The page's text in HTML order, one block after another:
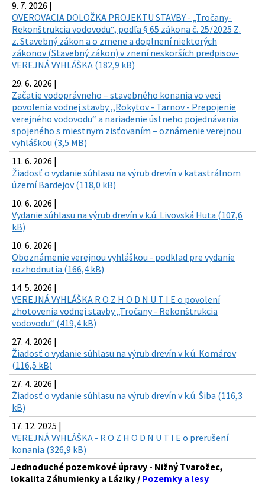
9. 7. 2026 |
OVEROVACIA DOLOŽKA PROJEKTU STAVBY - „Tročany-
Rekonštrukcia vodovodu“, podľa § 65 zákona č. 25/2025 Z.
z. Stavebný zákon a o zmene a doplnení niektorých
zákonov (Stavebný zákon) v znení neskorších predpisov-
VEREJNÁ VYHLÁŠKA (182,9 kB)
29. 6. 2026 |
Začatie vodoprávneho – stavebného konania vo veci
povolenia vodnej stavby ,,Rokytov - Tarnov - Prepojenie
verejného vodovodu“ a nariadenie ústneho pojednávania
spojeného s miestnym zisťovaním – oznámenie verejnou
vyhláškou (3,5 MB)
11. 6. 2026 |
Žiadosť o vydanie súhlasu na výrub drevín v katastrálnom
území Bardejov (118,0 kB)
10. 6. 2026 |
Vydanie súhlasu na výrub drevín v k.ú. Livovská Huta (107,6
kB)
10. 6. 2026 |
Oboznámenie verejnou vyhláškou - podklad pre vydanie
rozhodnutia (166,4 kB)
14. 5. 2026 |
VEREJNÁ VYHLÁŠKA R O Z H O D N U T I E o povolení
zhotovenia vodnej stavby „Tročany - Rekonštrukcia
vodovodu“ (419,4 kB)
27. 4. 2026 |
Žiadosť o vydanie súhlasu na výrub drevín v k ú. Komárov
(116,5 kB)
27. 4. 2026 |
Žiadosť o vydanie súhlasu na výrub drevín v k.ú. Šiba (116,3
kB)
17. 12. 2025 |
VEREJNÁ VYHLÁŠKA - R O Z H O D N U T I E o prerušení
konania (326,9 kB)
Jednoduché pozemkové úpravy - Nižný Tvarožec,
lokalita Záhumienky a Láziky / Pozemky a lesy